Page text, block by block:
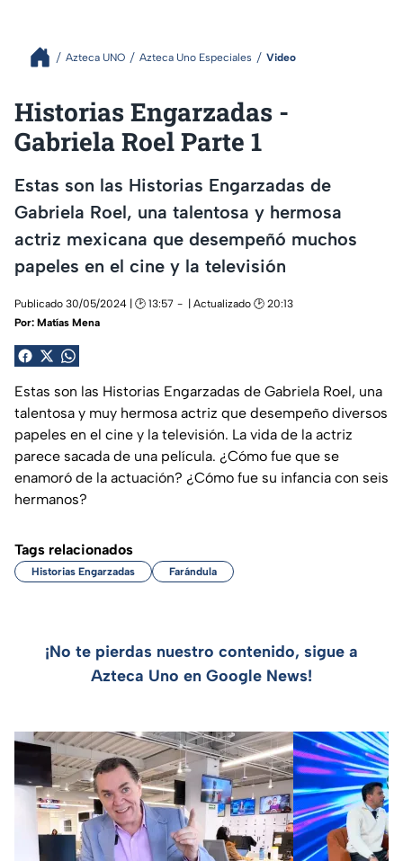
Azteca UNO Azteca Uno Especiales Video
Historias Engarzadas -
Gabriela Roel Parte 1
Estas son las Historias Engarzadas de
Gabriela Roel, una talentosa y hermosa
actriz mexicana que desempeñó muchos
papeles en el cine y la televisión
Publicado 30/05/2024 | 🕑 13:57
| Actualizado 🕑 20:13
Por: Matías Mena
Estas son las Historias Engarzadas de Gabriela Roel, una
talentosa y muy hermosa actriz que desempeño diversos
papeles en el cine y la televisión. La vida de la actriz
parece sacada de una película. ¿Cómo fue que se
enamoró de la actuación? ¿Cómo fue su infancia con seis
hermanos?
Tags relacionados
Historias Engarzadas Farándula
¡No te pierdas nuestro contenido, sigue a
Azteca Uno en Google News!